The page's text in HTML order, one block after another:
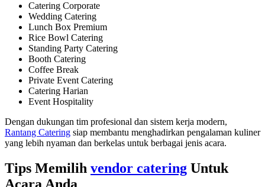
Catering Corporate
Wedding Catering
Lunch Box Premium
Rice Bowl Catering
Standing Party Catering
Booth Catering
Coffee Break
Private Event Catering
Catering Harian
Event Hospitality
Dengan dukungan tim profesional dan sistem kerja modern,
Rantang Catering siap membantu menghadirkan pengalaman kuliner
yang lebih nyaman dan berkelas untuk berbagai jenis acara.
Tips Memilih vendor catering Untuk